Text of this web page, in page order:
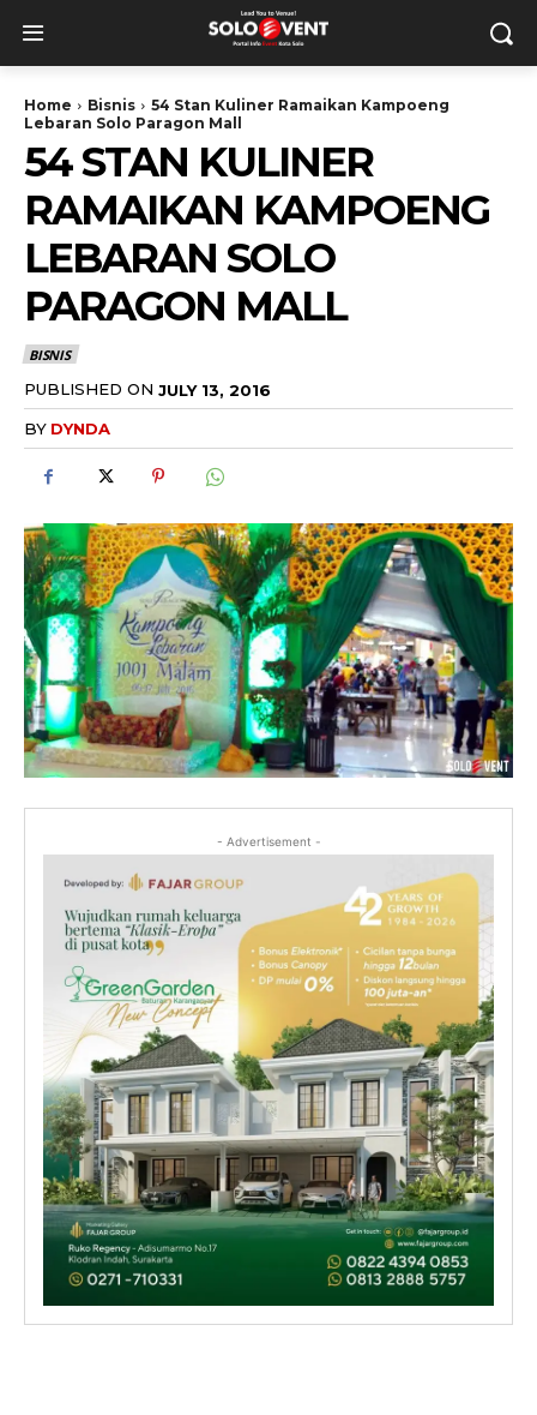
Home Bisnis
54 Stan Kuliner Ramaikan Kampoeng
Lebaran Solo Paragon Mall
54 STAN KULINER
RAMAIKAN KAMPOENG
LEBARAN SOLO
PARAGON MALL
BISNIS
PUBLISHED ON JULY 13, 2016
BY DYNDA
- Advertisement -